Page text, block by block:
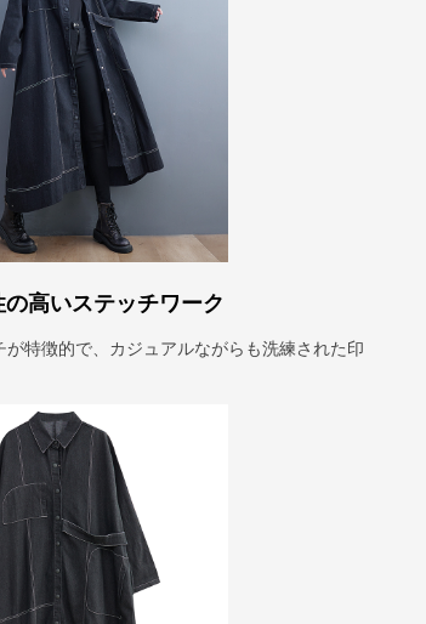
高いステッチワーク
特徴的で、カジュアルながらも洗練された印